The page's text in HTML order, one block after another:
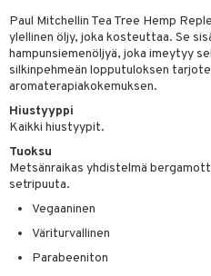
Paul Mitchellin Tea Tree Hemp
ylellinen öljy, joka kosteuttaa. Se
hampunsiemenöljyä, joka imeytyy
silkinpehmeän lopputuloksen
aromaterapiakokemuksen.
Hiustyyppi
Kaikki hiustyypit.
Tuoksu
Metsänraikas yhdistelmä
setripuuta.
Vegaaninen
Väriturvallinen
Parabeeniton
tuotteet
poisto
hoito
Set
de cologne
de parfum
Lapset